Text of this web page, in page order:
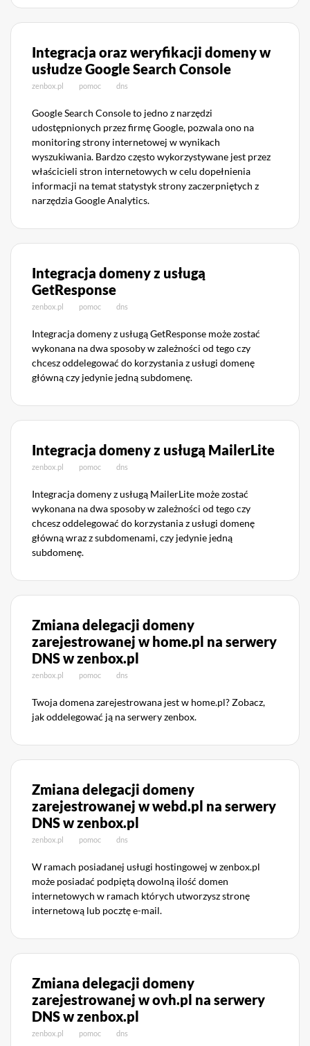
Integracja oraz weryfikacji domeny w
usłudze Google Search Console
zenbox.pl pomoc dns
Google Search Console to jedno z narzędzi
udostępnionych przez firmę Google, pozwala ono na
monitoring strony internetowej w wynikach
wyszukiwania. Bardzo często wykorzystywane jest przez
właścicieli stron internetowych w celu dopełnienia
informacji na temat statystyk strony zaczerpniętych z
narzędzia Google Analytics.
Integracja domeny z usługą
GetResponse
zenbox.pl pomoc dns
Integracja domeny z usługą GetResponse może zostać
wykonana na dwa sposoby w zależności od tego czy
chcesz oddelegować do korzystania z usługi domenę
główną czy jedynie jedną subdomenę.
Integracja domeny z usługą MailerLite
zenbox.pl pomoc dns
Integracja domeny z usługą MailerLite może zostać
wykonana na dwa sposoby w zależności od tego czy
chcesz oddelegować do korzystania z usługi domenę
główną wraz z subdomenami, czy jedynie jedną
subdomenę.
Zmiana delegacji domeny
zarejestrowanej w home.pl na serwery
DNS w zenbox.pl
zenbox.pl pomoc dns
Twoja domena zarejestrowana jest w home.pl? Zobacz,
jak oddelegować ją na serwery zenbox.
Zmiana delegacji domeny
zarejestrowanej w webd.pl na serwery
DNS w zenbox.pl
zenbox.pl pomoc dns
W ramach posiadanej usługi hostingowej w zenbox.pl
może posiadać podpiętą dowolną ilość domen
internetowych w ramach których utworzysz stronę
internetową lub pocztę e-mail.
Zmiana delegacji domeny
zarejestrowanej w ovh.pl na serwery
DNS w zenbox.pl
zenbox.pl pomoc dns